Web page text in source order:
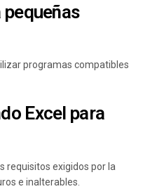
programas compatibles
Excel para
requisitos exigidos por la
e inalterables.